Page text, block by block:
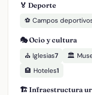
🏅 Deporte
⚽ Campos
🎭 Ocio y cultura
⛪ Iglesias7 🏛️
🏨 Hoteles1
🏗️ Infraestructura